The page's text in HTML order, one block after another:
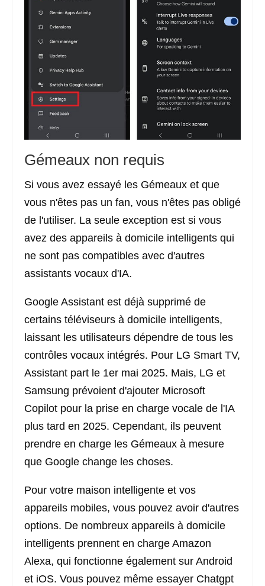
Gémeaux non requis
Si vous avez essayé les Gémeaux et que
vous n'êtes pas un fan, vous n'êtes pas obligé
de l'utiliser. La seule exception est si vous
avez des appareils à domicile intelligents qui
ne sont pas compatibles avec d'autres
assistants vocaux d'IA.
Google Assistant est déjà supprimé de
certains téléviseurs à domicile intelligents,
laissant les utilisateurs dépendre de tous les
contrôles vocaux intégrés. Pour LG Smart TV,
Assistant part le 1er mai 2025. Mais, LG et
Samsung prévoient d'ajouter Microsoft
Copilot pour la prise en charge vocale de l'IA
plus tard en 2025. Cependant, ils peuvent
prendre en charge les Gémeaux à mesure
que Google change les choses.
Pour votre maison intelligente et vos
appareils mobiles, vous pouvez avoir d'autres
options. De nombreux appareils à domicile
intelligents prennent en charge Amazon
Alexa, qui fonctionne également sur Android
et iOS. Vous pouvez même essayer Chatgpt